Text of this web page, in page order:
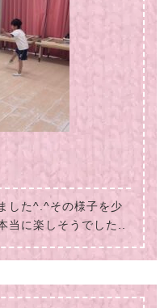
した^.^その様子を少
当に楽しそうでした..